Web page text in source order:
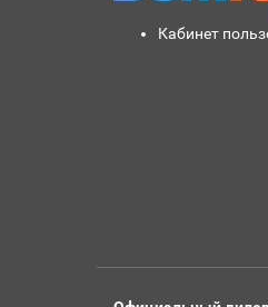
Кабинет